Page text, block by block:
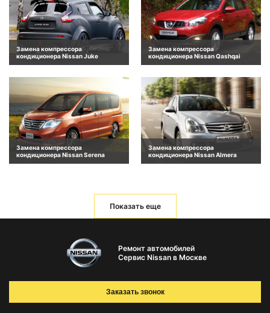
Замена компрессора
кондиционера Nissan Juke
Замена компрессора
кондиционера Nissan Qashqai
Замена компрессора
кондиционера Nissan Serena
Замена компрессора
кондиционера Nissan Almera
Показать еще
Ремонт автомобилей
Сервис Nissan в Москве
Заказать звонок